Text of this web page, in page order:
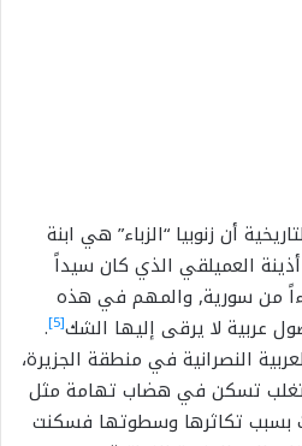
أن زنوبيا “الزباء” هي ابنة
العميلقي الذي كان سيداً
من سورية, والمهم في هذه
عربية لا يرقى إليها الشك[5]
.
النصرانية في منطقة الجزيرة،
تغلب تسكن في هضاب تهامة مثل
بسبب تكاثرها وسطوتها فسكنت